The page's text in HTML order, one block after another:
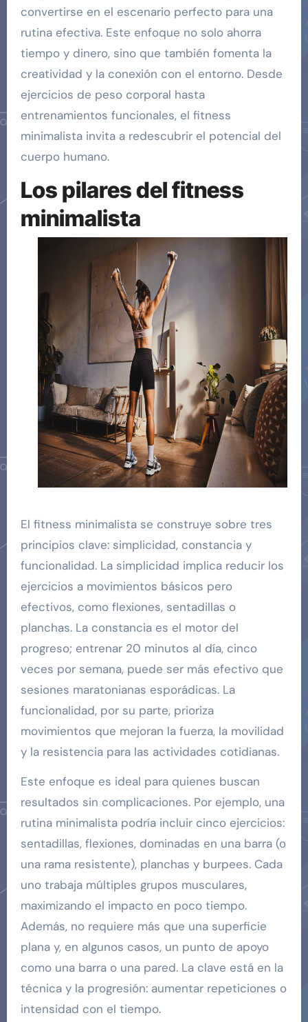
convertirse en el escenario perfecto para una
rutina efectiva. Este enfoque no solo ahorra
tiempo y dinero, sino que también fomenta la
creatividad y la conexión con el entorno. Desde
ejercicios de peso corporal hasta
entrenamientos funcionales, el fitness
minimalista invita a redescubrir el potencial del
cuerpo humano.
Los pilares del fitness
minimalista
El fitness minimalista se construye sobre tres
principios clave: simplicidad, constancia y
funcionalidad. La simplicidad implica reducir los
ejercicios a movimientos básicos pero
efectivos, como flexiones, sentadillas o
planchas. La constancia es el motor del
progreso; entrenar 20 minutos al día, cinco
veces por semana, puede ser más efectivo que
sesiones maratonianas esporádicas. La
funcionalidad, por su parte, prioriza
movimientos que mejoran la fuerza, la movilidad
y la resistencia para las actividades cotidianas.
Este enfoque es ideal para quienes buscan
resultados sin complicaciones. Por ejemplo, una
rutina minimalista podría incluir cinco ejercicios:
sentadillas, flexiones, dominadas en una barra (o
una rama resistente), planchas y burpees. Cada
uno trabaja múltiples grupos musculares,
maximizando el impacto en poco tiempo.
Además, no requiere más que una superficie
plana y, en algunos casos, un punto de apoyo
como una barra o una pared. La clave está en la
técnica y la progresión: aumentar repeticiones o
intensidad con el tiempo.